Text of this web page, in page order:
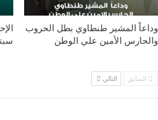
وداعاً المشير طنطاوي بطل الحروب
والحارس الأمين علي الوطن
السابق التالي